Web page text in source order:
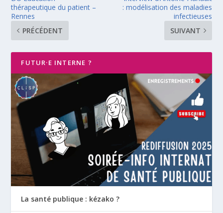
thérapeutique du patient –
Rennes
PRÉCÉDENT
: modélisation des maladies
infectieuses
SUIVANT
FUTUR·E INTERNE ?
La santé publique : kézako ?